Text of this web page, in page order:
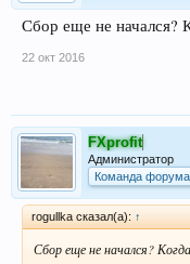
Сбор еще не начался?
22 окт 2016
FXprofit
Администратор
Команда форума
rogullka сказал(а): ↑
Сбор еще не начался?